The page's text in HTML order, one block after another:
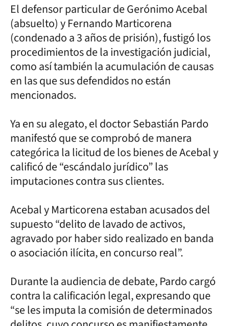
El defensor particular de Gerónimo Acebal
(absuelto) y Fernando Marticorena
(condenado a 3 años de prisión), fustigó los
procedimientos de la investigación judicial,
como así también la acumulación de causas
en las que sus defendidos no están
mencionados.
Ya en su alegato, el doctor Sebastián Pardo
manifestó que se comprobó de manera
categórica la licitud de los bienes de Acebal y
calificó de “escándalo jurídico” las
imputaciones contra sus clientes.
Acebal y Marticorena estaban acusados del
supuesto “delito de lavado de activos,
agravado por haber sido realizado en banda
o asociación ilícita, en concurso real”.
Durante la audiencia de debate, Pardo cargó
contra la calificación legal, expresando que
“se les imputa la comisión de determinados